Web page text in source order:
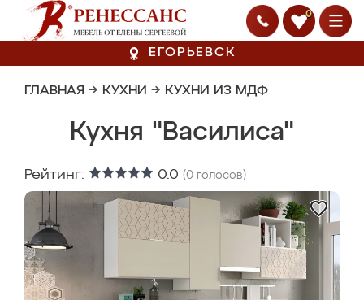
0
ЕГОРЬЕВСК
ГЛАВНАЯ → КУХНИ → КУХНИ ИЗ МДФ
Кухня "Василиса"
Рейтинг: 0.0 (0 голосов)